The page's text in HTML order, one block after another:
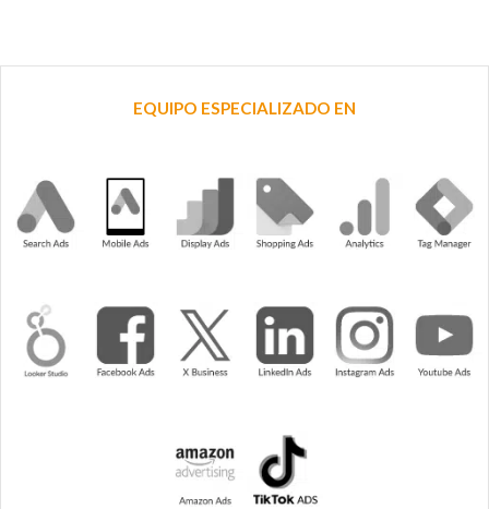
EQUIPO ESPECIALIZADO EN